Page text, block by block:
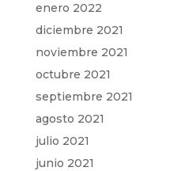
enero 2022
diciembre 2021
noviembre 2021
octubre 2021
septiembre 2021
agosto 2021
julio 2021
junio 2021